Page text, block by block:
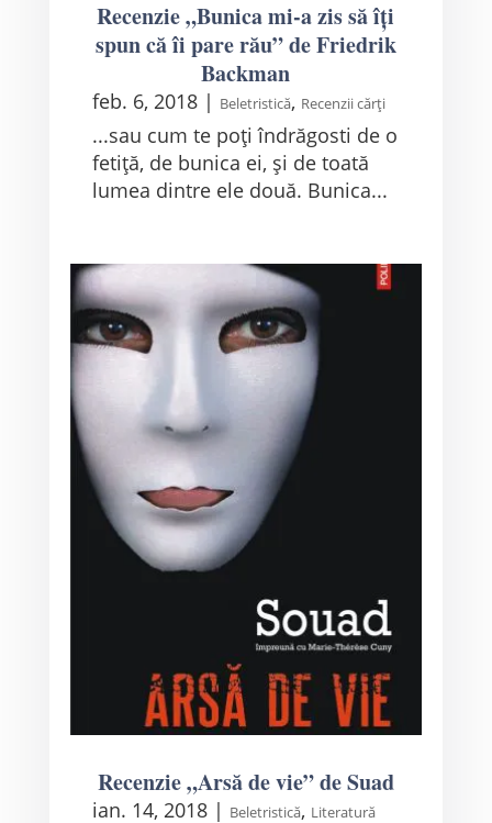
Recenzie „Bunica mi-a zis să îți
spun că îi pare rău” de Friedrik
Backman
feb. 6, 2018| Beletristică, Recenzii cărți
...sau cum te poți îndrăgosti de o
fetiță, de bunica ei, și de toată
lumea dintre ele două. Bunica...
Recenzie „Arsă de vie” de Suad
ian. 14, 2018| Beletristică, Literatură